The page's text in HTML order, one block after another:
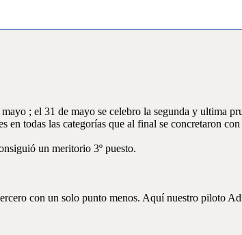
; el 31 de mayo se celebro la segunda y ultima
todas las categorías que al final se concretaron
un meritorio 3º puesto.
con un solo punto menos. Aquí nuestro piloto